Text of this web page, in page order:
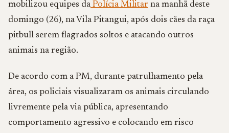
mobilizou equipes da Polícia Militar na manhã deste
domingo (26), na Vila Pitangui, após dois cães da raça
pitbull serem flagrados soltos e atacando outros
animais na região.
De acordo com a PM, durante patrulhamento pela
área, os policiais visualizaram os animais circulando
livremente pela via pública, apresentando
comportamento agressivo e colocando em risco